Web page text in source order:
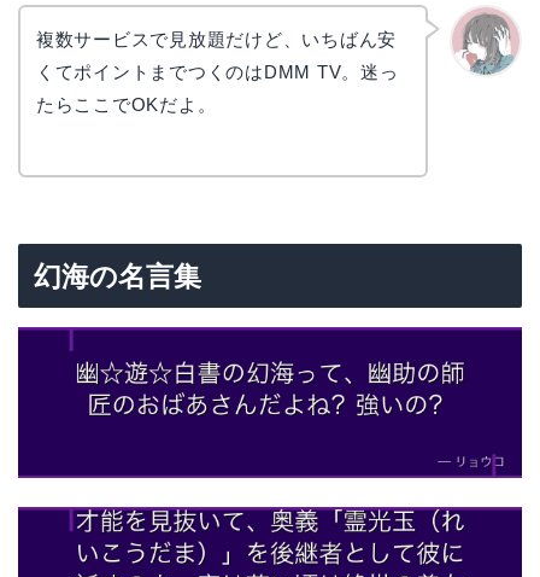
複数サービスで見放題だけど、いちばん安
くてポイントまでつくのはDMM TV。迷っ
たらここでOKだよ。
幻海の名言集